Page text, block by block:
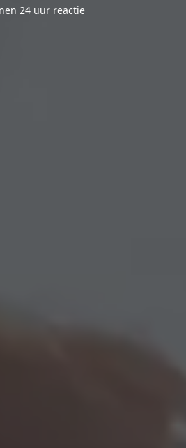
24 uur reactie